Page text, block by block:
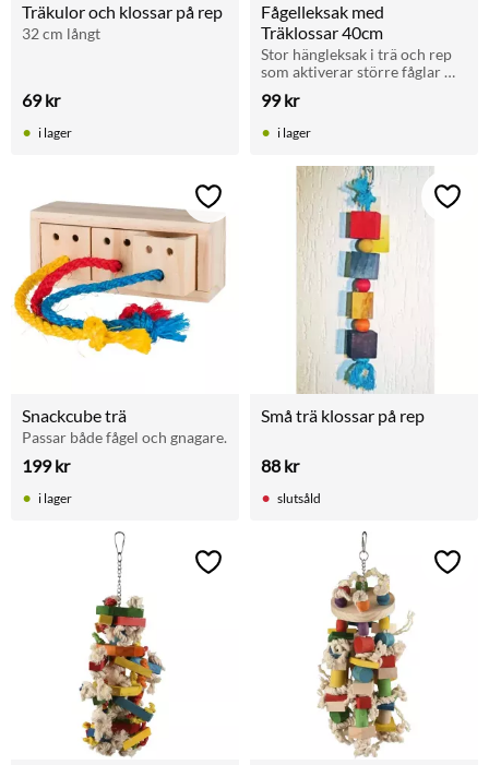
Träkulor och klossar på rep
32 cm långt
69kr
i lager
Fågelleksak med
Träklossar 40cm
Stor hängleksak i trä och rep
som aktiverar större fåglar
99kr
i lager
Snackcube trä
Passar både fågel och gnagare.
199kr
Lägg till i favoriter
i lager
Små trä klossar på rep
88kr
Lägg
slutsåld
Lägg till i favoriter Lägg